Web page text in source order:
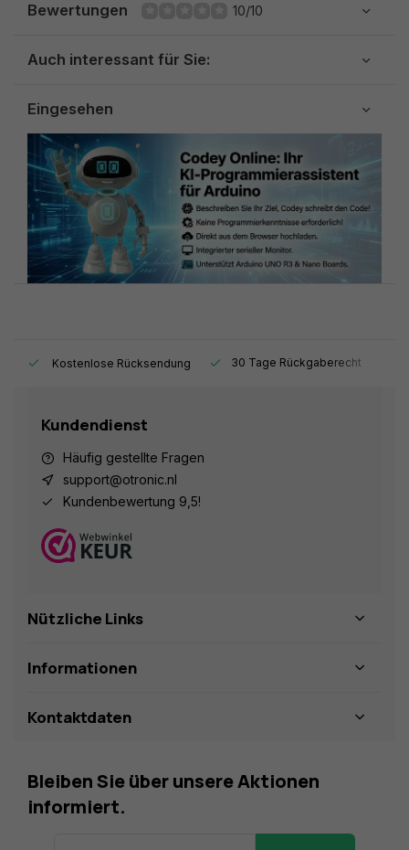
Bewertungen 10/10
Auch interessant für Sie:
Eingesehen
Kostenlose Rücksendung 30 Tage Rückgaberecht
Kundendienst
Häufig gestellte Fragen
support@otronic.nl
Kundenbewertung 9,5!
Nützliche Links
Informationen
Kontaktdaten
Bleiben Sie über unsere Aktionen
informiert.